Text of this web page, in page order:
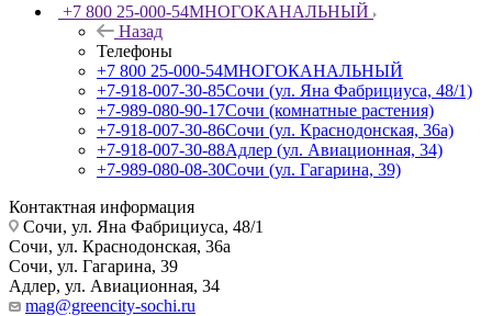
+7 800 25-000-54МНОГОКАНАЛЬНЫЙ
Назад
Телефоны
+7 800 25-000-54МНОГОКАНАЛЬНЫЙ
+7-918-007-30-85Сочи (ул. Яна Фабрициуса, 48/1)
+7-989-080-90-17Сочи (комнатные растения)
+7-918-007-30-86Сочи (ул. Краснодонская, 36а)
+7-918-007-30-88Адлер (ул. Авиационная, 34)
+7-989-080-08-30Сочи (ул. Гагарина, 39)
Контактная информация
Сочи, ул. Яна Фабрициуса, 48/1
Сочи, ул. Краснодонская, 36а
Сочи, ул. Гагарина, 39
Адлер, ул. Авиационная, 34
mag@greencity-sochi.ru